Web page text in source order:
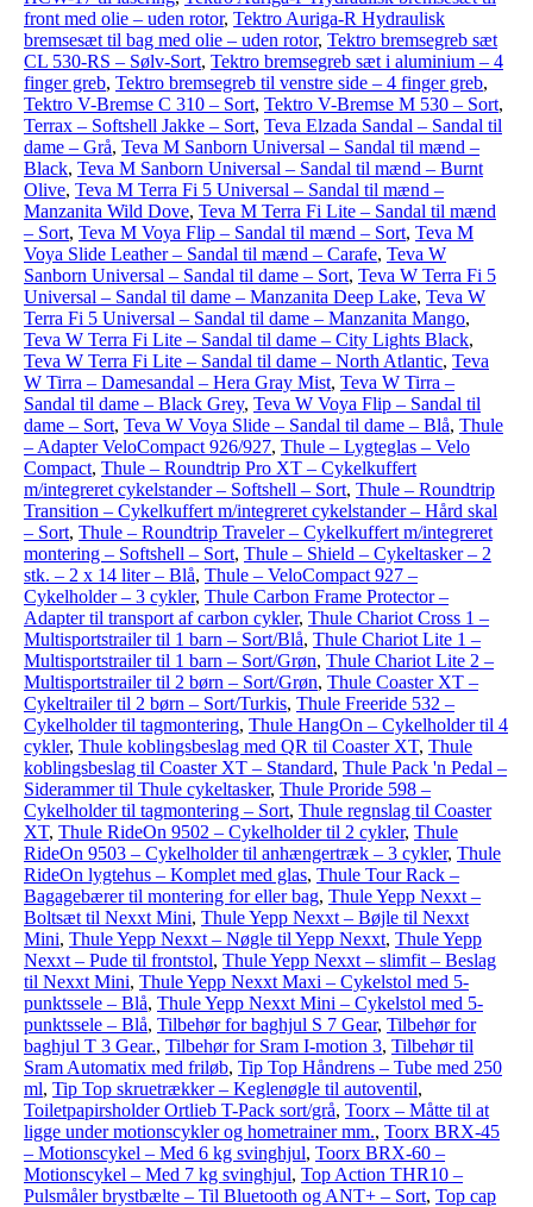
front med olie – uden rotor, Tektro Auriga-R Hydraulisk
bremsesæt til bag med olie – uden rotor, Tektro bremsegreb sæt
CL 530-RS – Sølv-Sort, Tektro bremsegreb sæt i aluminium – 4
finger greb, Tektro bremsegreb til venstre side – 4 finger greb,
Tektro V-Bremse C 310 – Sort, Tektro V-Bremse M 530 – Sort,
Terrax – Softshell Jakke – Sort, Teva Elzada Sandal – Sandal til
dame – Grå, Teva M Sanborn Universal – Sandal til mænd –
Black, Teva M Sanborn Universal – Sandal til mænd – Burnt
Olive, Teva M Terra Fi 5 Universal – Sandal til mænd –
Manzanita Wild Dove, Teva M Terra Fi Lite – Sandal til mænd
– Sort, Teva M Voya Flip – Sandal til mænd – Sort, Teva M
Voya Slide Leather – Sandal til mænd – Carafe, Teva W
Sanborn Universal – Sandal til dame – Sort, Teva W Terra Fi 5
Universal – Sandal til dame – Manzanita Deep Lake, Teva W
Terra Fi 5 Universal – Sandal til dame – Manzanita Mango,
Teva W Terra Fi Lite – Sandal til dame – City Lights Black,
Teva W Terra Fi Lite – Sandal til dame – North Atlantic, Teva
W Tirra – Damesandal – Hera Gray Mist, Teva W Tirra –
Sandal til dame – Black Grey, Teva W Voya Flip – Sandal til
dame – Sort, Teva W Voya Slide – Sandal til dame – Blå, Thule
– Adapter VeloCompact 926/927, Thule – Lygteglas – Velo
Compact, Thule – Roundtrip Pro XT – Cykelkuffert
m/integreret cykelstander – Softshell – Sort, Thule – Roundtrip
Transition – Cykelkuffert m/integreret cykelstander – Hård skal
– Sort, Thule – Roundtrip Traveler – Cykelkuffert m/integreret
montering – Softshell – Sort, Thule – Shield – Cykeltasker – 2
stk. – 2 x 14 liter – Blå, Thule – VeloCompact 927 –
Cykelholder – 3 cykler, Thule Carbon Frame Protector –
Adapter til transport af carbon cykler, Thule Chariot Cross 1 –
Multisportstrailer til 1 barn – Sort/Blå, Thule Chariot Lite 1 –
Multisportstrailer til 1 barn – Sort/Grøn, Thule Chariot Lite 2 –
Multisportstrailer til 2 børn – Sort/Grøn, Thule Coaster XT –
Cykeltrailer til 2 børn – Sort/Turkis, Thule Freeride 532 –
Cykelholder til tagmontering, Thule HangOn – Cykelholder til 4
cykler, Thule koblingsbeslag med QR til Coaster XT, Thule
koblingsbeslag til Coaster XT – Standard, Thule Pack 'n Pedal –
Siderammer til Thule cykeltasker, Thule Proride 598 –
Cykelholder til tagmontering – Sort, Thule regnslag til Coaster
XT, Thule RideOn 9502 – Cykelholder til 2 cykler, Thule
RideOn 9503 – Cykelholder til anhængertræk – 3 cykler, Thule
RideOn lygtehus – Komplet med glas, Thule Tour Rack –
Bagagebærer til montering for eller bag, Thule Yepp Nexxt –
Boltsæt til Nexxt Mini, Thule Yepp Nexxt – Bøjle til Nexxt
Mini, Thule Yepp Nexxt – Nøgle til Yepp Nexxt, Thule Yepp
Nexxt – Pude til frontstol, Thule Yepp Nexxt – slimfit – Beslag
til Nexxt Mini, Thule Yepp Nexxt Maxi – Cykelstol med 5-
punktssele – Blå, Thule Yepp Nexxt Mini – Cykelstol med 5-
punktssele – Blå, Tilbehør for baghjul S 7 Gear, Tilbehør for
baghjul T 3 Gear., Tilbehør for Sram I-motion 3, Tilbehør til
Sram Automatix med friløb, Tip Top Håndrens – Tube med 250
ml, Tip Top skruetrækker – Keglenøgle til autoventil,
Toiletpapirsholder Ortlieb T-Pack sort/grå, Toorx – Måtte til at
ligge under motionscykler og hometrainer mm., Toorx BRX-45
– Motionscykel – Med 6 kg svinghjul, Toorx BRX-60 –
Motionscykel – Med 7 kg svinghjul, Top Action THR10 –
Pulsmåler brystbælte – Til Bluetooth og ANT+ – Sort, Top cap